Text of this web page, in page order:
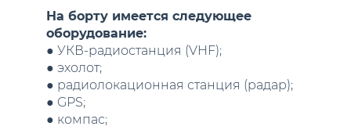
На борту имеется следующее
оборудование:
● УКВ-радиостанция (VHF);
● эхолот;
● радиолокационная станция (радар);
● GPS;
● компас;